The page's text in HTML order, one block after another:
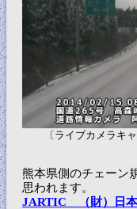
〔ライブカメラキ
熊本県側のチェーン
思われます。
JARTIC （財）日本